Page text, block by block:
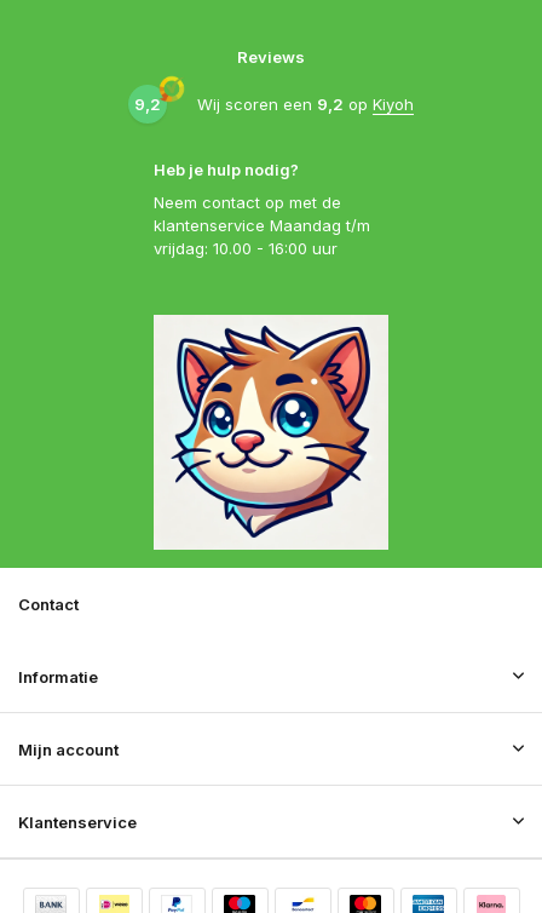
Heb je hulp nodig?
Neem contact op met de
klantenservice Maandag t/m
vrijdag: 10.00 - 16:00 uur
Reviews
9,2 Wij scoren een 9,2 op Kiyoh
Klantenservice
Mijn account
Informatie
Contact